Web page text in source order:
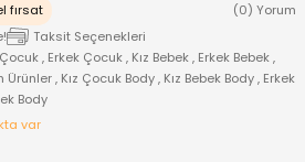
fırsat
(0) Yorum
Taksit Seçenekleri
Çocuk , Erkek Çocuk , Kız Bebek , Erkek Bebek ,
Ürünler , Kız Çocuk Body , Kız Bebek Body , Erkek
Body
var